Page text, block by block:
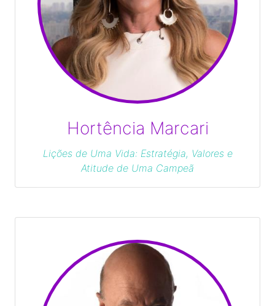
Hortência Marcari
Lições de Uma Vida: Estratégia, Valores e
Atitude de Uma Campeã